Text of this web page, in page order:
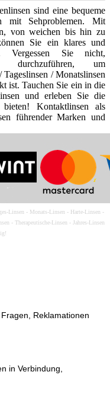
sind eine bequeme
mit Sehproblemen. Mit
von weichen bis hin zu
Sie ein klares und
Vergessen Sie nicht,
durchzuführen, um
/ Monatslinsen
ist. Tauchen Sie ein in die
und erleben Sie die
Kontaktlinsen als
führender Marken und
Linsen - Monats-Linsen - Harte-Linsen -
- Therapeutische-Linsen - Jahres-Linsen
Reklamationen
in Verbindung,